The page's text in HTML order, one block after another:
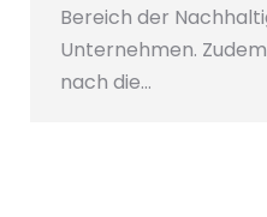
Bereich der
Unternehmen.
nach die…